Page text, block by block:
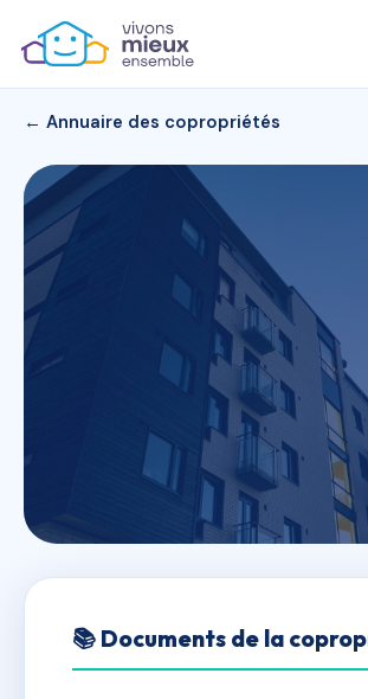
← Annuaire des copropriétés
SDC LES HAUTS
📚 Documents de la